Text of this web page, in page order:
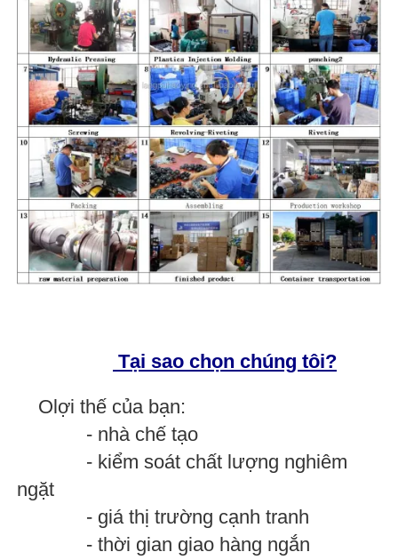
Tại sao chọn chúng tôi?
O lợi thế của bạn:
- nhà chế tạo
- kiểm soát chất lượng nghiêm
ngặt
- giá thị trường cạnh tranh
- thời gian giao hàng ngắn